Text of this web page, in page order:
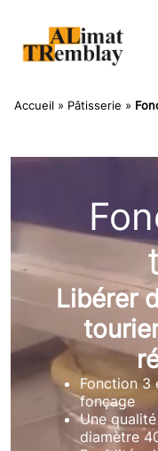
Accueil » Pâtisserie »
Libérer
Fonction 3
fonçage
Une
diamètre